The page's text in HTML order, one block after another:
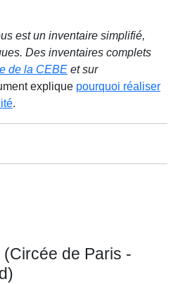
est un inventaire simplifié,
Des inventaires complets
de la CEBE et sur
explique pourquoi réaliser
.
(Circée de Paris -